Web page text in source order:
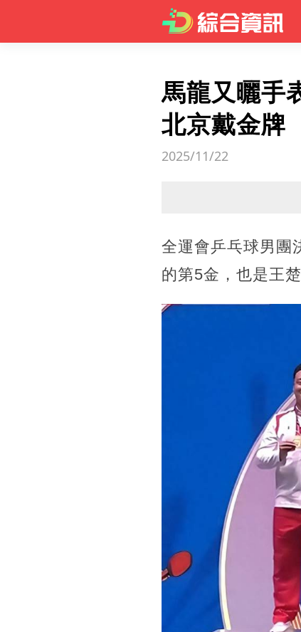
馬龍又曬手
北京戴金牌
2025/11/22
全運會乒乓球男團
的第5金，也是王